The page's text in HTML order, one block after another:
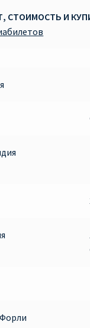
СТОИМОСТЬ И